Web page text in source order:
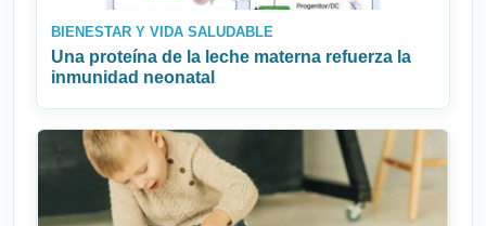
BIENESTAR Y VIDA SALUDABLE
Una proteína de la leche materna refuerza la
inmunidad neonatal